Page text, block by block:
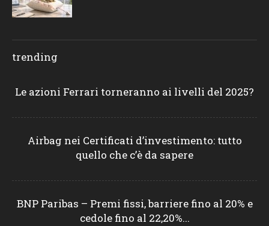
trending
Le azioni Ferrari torneranno ai livelli del 2025?
Airbag nei Certificati d’investimento: tutto
quello che c’è da sapere
BNP Paribas – Premi fissi, barriere fino al 20% e
cedole fino al 22,20%...